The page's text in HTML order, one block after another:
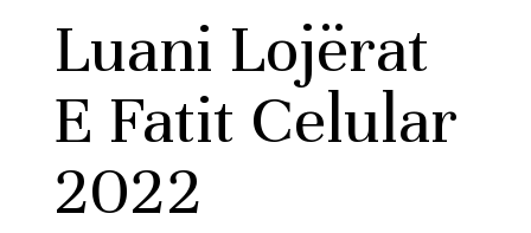
Luani Lojërat
E Fatit Celular
2022